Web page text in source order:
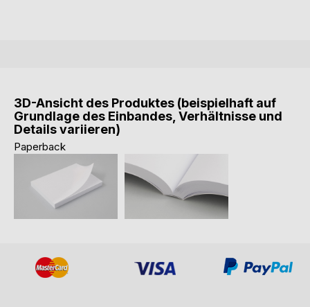
3D-Ansicht des Produktes (beispielhaft auf
Grundlage des Einbandes, Verhältnisse und
Details variieren)
Paperback